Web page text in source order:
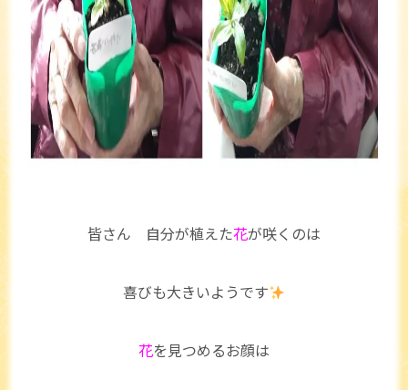
皆さん 自分が植えた花が咲くのは
喜びも大きいようです
花を見つめるお顔は